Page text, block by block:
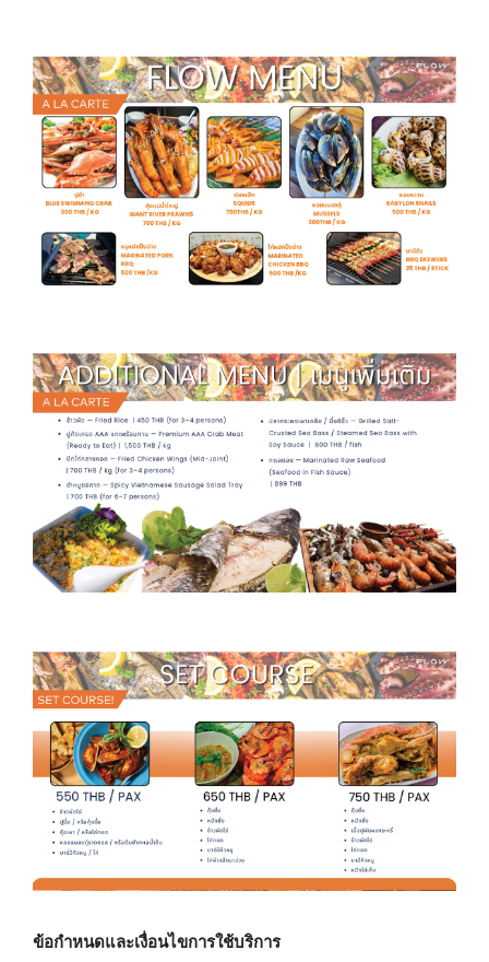
ข้อกำหนดและเงื่อนไขการใช้บริการ